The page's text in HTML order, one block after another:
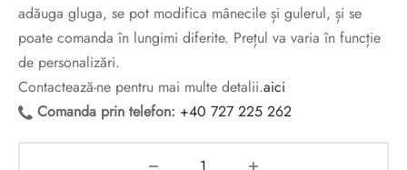
adăuga gluga, se pot modifica mânecile și gulerul, și se
poate comanda în lungimi diferite. Prețul va varia în funcție
de personalizări.
Contactează-ne pentru mai multe detalii.aici
Comanda prin telefon: +40 727 225 262